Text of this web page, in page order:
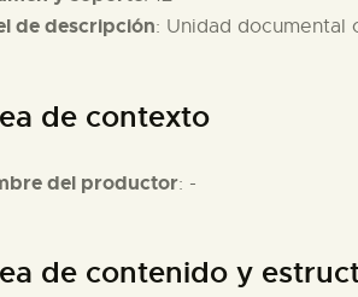
de descripción: Unidad documental
de contexto
del productor: -
de contenido y